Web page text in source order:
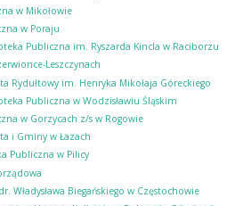
w Mikołowie
w Poraju
Publiczna im. Ryszarda Kincla w Raciborzu
Leszczynach
Rydułtowy im. Henryka Mikołaja Góreckiego
Publiczna w Wodzisławiu Śląskim
w Gorzycach z/s w Rogowie
i Gminy w Łazach
Publiczna w Pilicy
Władysława Biegańskiego w Częstochowie